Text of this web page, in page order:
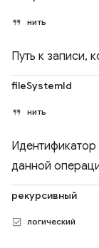
нить
Путь к записи,
fileSystemId
нить
данной
рекурсивный
логический